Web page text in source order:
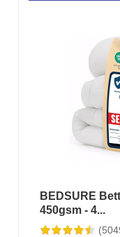
BEDSURE
450gsm - 4...